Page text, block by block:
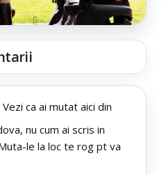
Vezi ca ai mutat aici din
nu cum ai scris in
le la loc te rog pt va